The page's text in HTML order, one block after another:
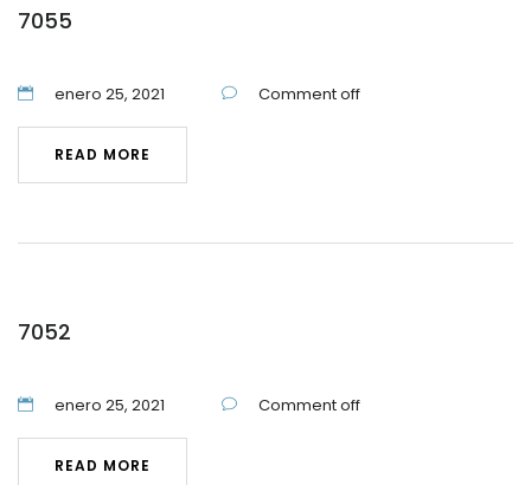
7055
enero 25, 2021 Comment off
READ MORE
7052
enero 25, 2021 Comment off
READ MORE